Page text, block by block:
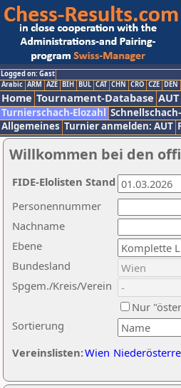
Logged on: Gast
Arabic ARM AZE BIH BUL CAT CHN CRO CZE DEN
Home Tournament-Database
Turnierschach-Elozahl
Allgemeines Turnier anmelden: AUT
Willkommen bei den
Nachname
Ebene
Sortierung
Personennummer
Bundesland
Spgem./Kreis/Verein
Nur
Vereinslisten:Wien
FIDE-Elolisten Stand